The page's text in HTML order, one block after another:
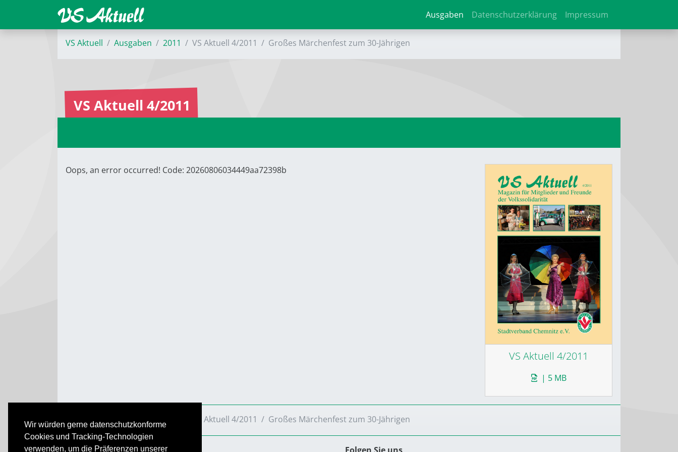
Wir würden gerne datenschutzkonforme
Cookies und Tracking-Technologien
verwenden, um die Präferenzen unserer
Ausgaben Datenschutzerklärung Impressum
VS Aktuell Ausgaben 2011 VS Aktuell 4/2011 Großes Märchenfest zum 30-Jährigen
VS Aktuell 4/2011
VS Aktuell 4/2011
| 5 MB
Oops, an error occurred! Code: 20260806034449aa72398b
VS Aktuell Ausgaben VS Aktuell 4/2011 Großes Märchenfest zum 30-Jährigen